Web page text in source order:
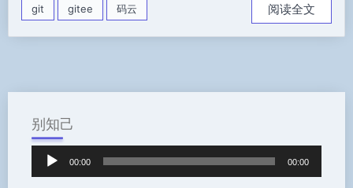
git gitee 码云 阅读全文
别知己
00:00 00:00